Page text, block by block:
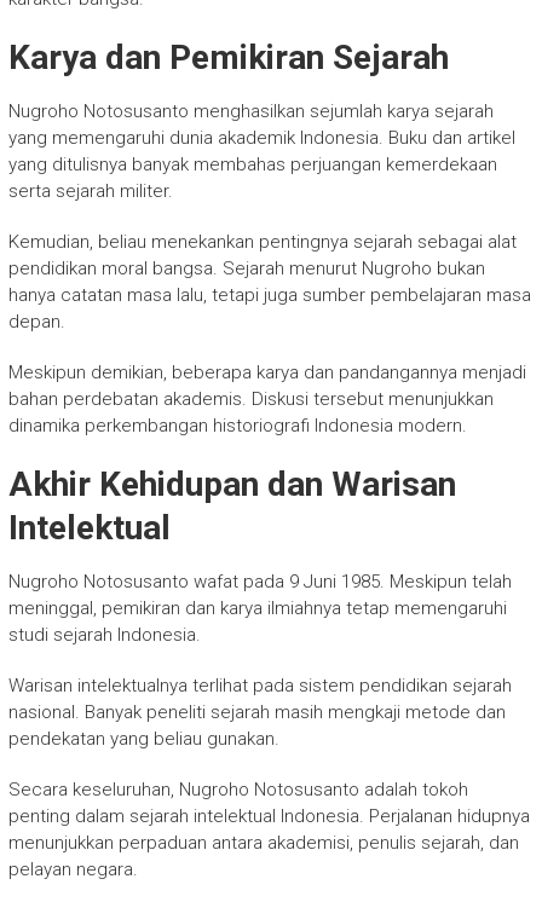
Karya dan Pemikiran Sejarah
Nugroho Notosusanto menghasilkan sejumlah karya sejarah
yang memengaruhi dunia akademik Indonesia. Buku dan artikel
yang ditulisnya banyak membahas perjuangan kemerdekaan
serta sejarah militer.
Kemudian, beliau menekankan pentingnya sejarah sebagai alat
pendidikan moral bangsa. Sejarah menurut Nugroho bukan
hanya catatan masa lalu, tetapi juga sumber pembelajaran masa
depan.
Meskipun demikian, beberapa karya dan pandangannya menjadi
bahan perdebatan akademis. Diskusi tersebut menunjukkan
dinamika perkembangan historiografi Indonesia modern.
Akhir Kehidupan dan Warisan
Intelektual
Nugroho Notosusanto wafat pada 9 Juni 1985. Meskipun telah
meninggal, pemikiran dan karya ilmiahnya tetap memengaruhi
studi sejarah Indonesia.
Warisan intelektualnya terlihat pada sistem pendidikan sejarah
nasional. Banyak peneliti sejarah masih mengkaji metode dan
pendekatan yang beliau gunakan.
Secara keseluruhan, Nugroho Notosusanto adalah tokoh
penting dalam sejarah intelektual Indonesia. Perjalanan hidupnya
menunjukkan perpaduan antara akademisi, penulis sejarah, dan
pelayan negara.